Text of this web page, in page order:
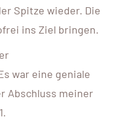
Spitze wieder. Die
ins Ziel bringen.
war eine geniale
Abschluss meiner